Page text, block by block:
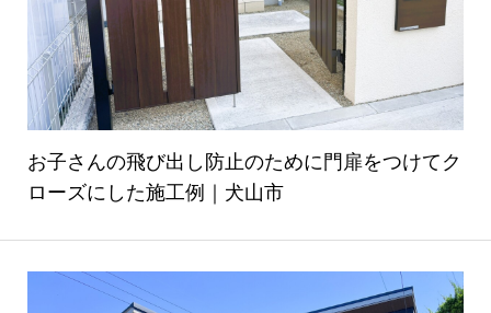
お子さんの飛び出し防止のために門扉をつけてク
ローズにした施工例｜犬山市